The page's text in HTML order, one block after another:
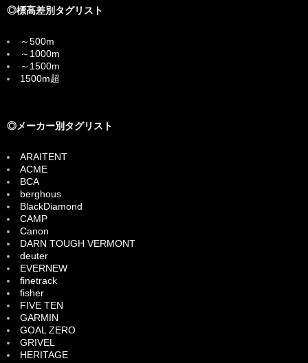
◎標高差別タグリスト
～500m
～1000m
～1500m
1500m超
◎メーカー別タグリスト
ARAITENT
ACME
BCA
berghous
BlackDiamond
CAMP
Canon
DARN TOUGH VERMONT
deuter
EVERNEW
finetrack
fisher
FIVE TEN
GARMIN
GOAL ZERO
GRIVEL
HERITAGE